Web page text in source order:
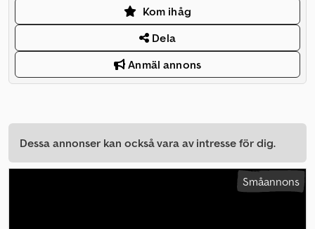
Kom ihåg
Dela
Anmäl annons
Dessa annonser kan också vara av intresse för dig.
Småannons